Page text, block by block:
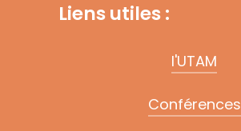
Liens utiles :
l'UTAM
Conférences